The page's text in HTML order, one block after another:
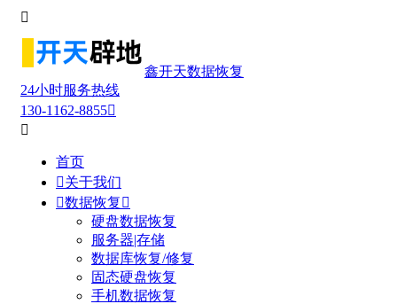

鑫开天数据恢复
24小时服务热线
130-1162-8855

首页
关于我们
数据恢复 
硬盘数据恢复
服务器|存储
数据库恢复/修复
固态硬盘恢复
手机数据恢复